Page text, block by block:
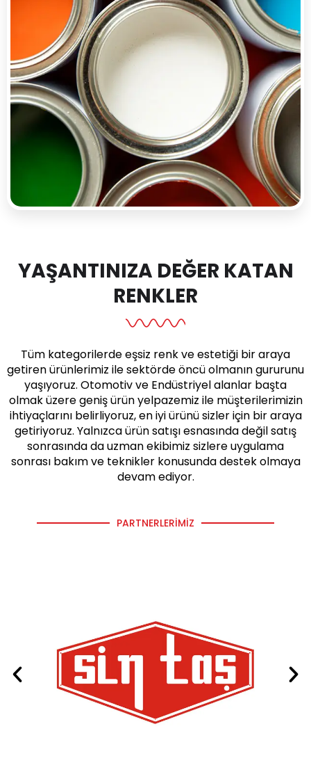
YAŞANTINIZA DEĞER KATAN
RENKLER
Tüm kategorilerde eşsiz renk ve estetiği bir araya
getiren ürünlerimiz ile sektörde öncü olmanın gururunu
yaşıyoruz. Otomotiv ve Endüstriyel alanlar başta
olmak üzere geniş ürün yelpazemiz ile müşterilerimizin
ihtiyaçlarını belirliyoruz, en iyi ürünü sizler için bir araya
getiriyoruz. Yalnızca ürün satışı esnasında değil satış
sonrasında da uzman ekibimiz sizlere uygulama
sonrası bakım ve teknikler konusunda destek olmaya
devam ediyor.
PARTNERLERIMIZ